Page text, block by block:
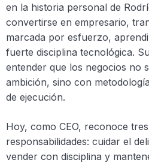
en la historia personal de
convertirse en empresario,
marcada por esfuerzo,
fuerte disciplina tecnológica.
entender que los negocios no
ambición, sino con
de ejecución.
Hoy, como CEO, reconoce
responsabilidades: cuidar el
vender con disciplina y